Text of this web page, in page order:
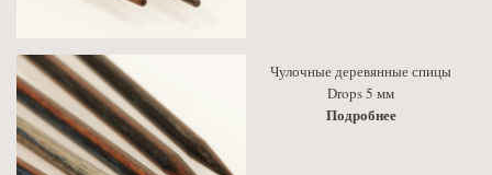
Чулочные деревянные спицы
Drops 5 мм
Подробнее